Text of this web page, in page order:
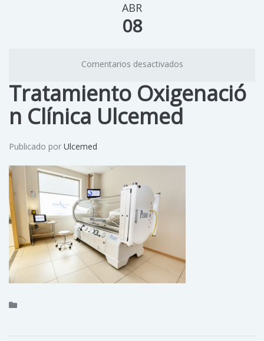
ABR
08
Comentarios desactivados
Tratamiento Oxigenació
n Clínica Ulcemed
Publicado por Ulcemed